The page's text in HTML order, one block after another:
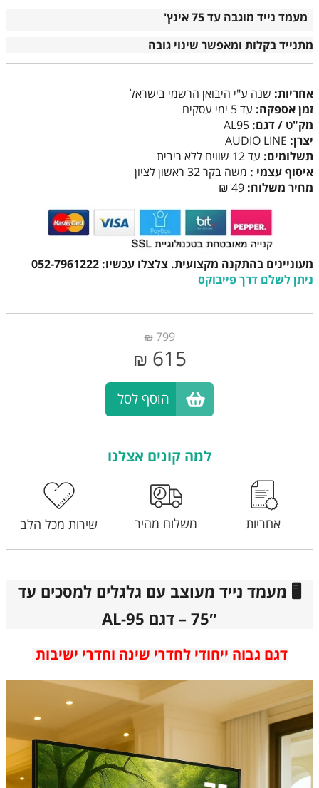
מעמד נייד מוגבה עד 75 אינץ'
מתנייד בקלות ומאפשר שינוי גובה
אחריות: שנה ע"י היבואן הרשמי בישראל
זמן אספקה: עד 5 ימי עסקים
מק"ט / דגם: AL95
יצרן: AUDIO LINE
תשלומים: עד 12 שווים ללא ריבית
איסוף עצמי : משה בקר 32 ראשון לציון
מחיר משלוח: 49 ₪
מעוניינים בהתקנה מקצועית. צלצלו עכשיו: 052-7961222
ניתן לשלם דרך פייבוקס
799
₪
615
₪
הוסף לסל
למה קונים אצלנו
אחריות משלוח מהיר שירות מכל הלב
🖥️ מעמד נייד מעוצב עם גלגלים למסכים עד
75″ – דגם AL-95
דגם גבוה ייחודי לחדרי שינה וחדרי ישיבות